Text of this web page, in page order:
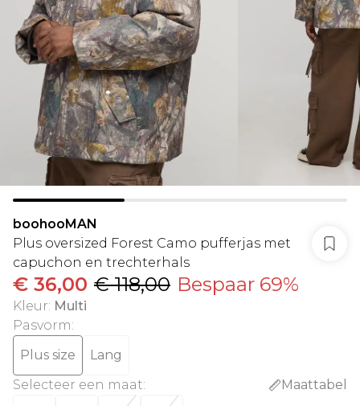
boohooMAN
Plus oversized Forest Camo pufferjas met
capuchon en trechterhals
€ 36,00 € 118,00 Bespaar 69%
Kleur: Multi
Pasvorm:
Plus size
Lang
Selecteer een maat:
Maattabel